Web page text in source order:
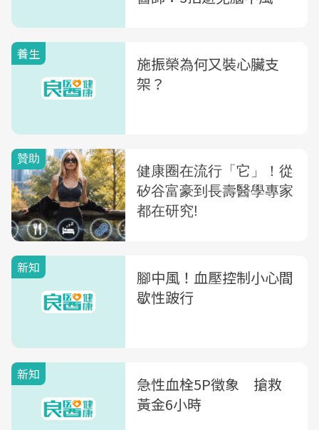
養生
施振榮為何又裝心臟支
架？
新知
腳中風！血壓控制小心間
歇性跛行
新知
急性血栓5P徵象 搶救
黃金6小時